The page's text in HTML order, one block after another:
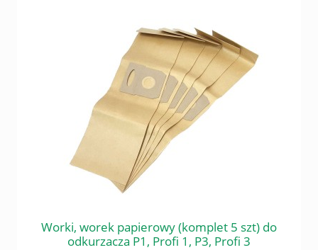
Worki, worek papierowy (komplet 5 szt) do
odkurzacza P1, Profi 1, P3, Profi 3